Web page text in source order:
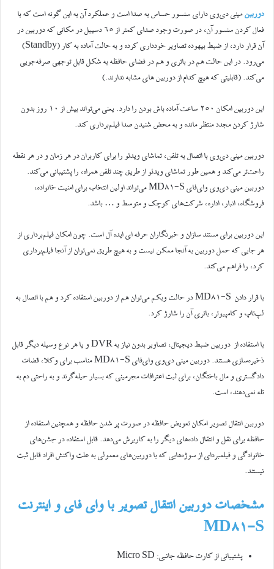
دوربینمینی‌ دی‌وی دارای سنسور حساس به صدا است و عملکرد آن به این گونه است که با
فعال کردن سنسور آن، در صورت وجود صدای کمتر از ۶۵ دسیبل در مکانی که دوربین در
آن قرار دارد، از ضبط بیهوده تصاویر خودداری کرده و به حالت آماده به کار (Standby)
می‌رود. در این حالت هم در باتری و هم در فضای حافظه به شکل قابل توجهی صرفه‌جویی
می‌کند. (قابلیتی که هیچ کدام از دوربین های مشابه ندارند.)
این دوربین امکان ۲۵۰ ساعت آماده باش بودن را دارد. یعنی می‌تواند بیش از ۱۰ روز بدون
شارژ کردن مجدد منتظر مانده و به محض شنیدن صدا فیلم‌برداری کند.
دوربین مینی‌ دی‌وی با اتصال به تلفن، تماشای ویدئو را برای کاربران در هر زمان و در هر نقطه
راحت‌تر می‌کند و همین طور تماشای ویدئو از طریق چند تلفن همراه، را پشتیبانی می‌کند.
دوربین مینی دی‌وی وای‌فای MD81-S می‌تواند اولین انتخاب برای امنیت خانواده،
فروشگاه، انبار، اداره، شرکت‌های کوچک و متوسط و … باشد.
این دوربین برای مستند سازان و خبرنگاران حرفه ای ایده آل است. چون امکان فیلم‌برداری از
هر جایی که حمل دوربین به آنجا ممکن نیست و به هیچ طریق نمی‌توان از آنجا فیلم‌برداری
کرد، را فراهم می‌کند.
با قرار دادن MD81-S در حالت وبکم می‌توان هم از دوربین استفاده کرد و هم با اتصال به
لپ‌تاپ و کامپیوتر، باتری آن را شارژ کرد.
با استفاده از دوربین ضبط دیجیتال، تصاویر بدون نیاز به DVR و یا هر نوع وسیله دیگر قابل
ذخیره‌سازی هستند. دوربین مینی دی‌وی وای‌فای MD81-S مناسب برای وکلا، قضات
دادگستری و مال باختگان، برای ثبت اعترافات مجرمینی که بسیار حیله‌گرند و به راحتی دم به
تله نمی‌دهند، است.
دوربین انتقال تصویر امکان تعویض حافظه در صورت پر شدن حافظه و همچنین استفاده از
حافظه برای نقل و انتقال داده‌های دیگر را به کاربرش می‌دهد. قابل استفاده در جشن‌های
خانوادگی و فیلمبردای از سوژه‌هایی که با دوربین‌های معمولی به علت واکنش افراد قابل ثبت
نیستند.
مشخصات دوربین انتقال تصویر با وای فای و اینترنت
MD81-S
پشتیبانی از کارت حافظه جانبی: Micro SD